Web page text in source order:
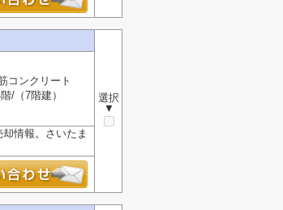
選択
▼
コンクリート
/（7階建）
情報。さいたま